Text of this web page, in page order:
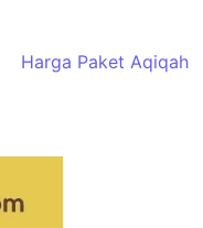
Harga Paket Aqiqah